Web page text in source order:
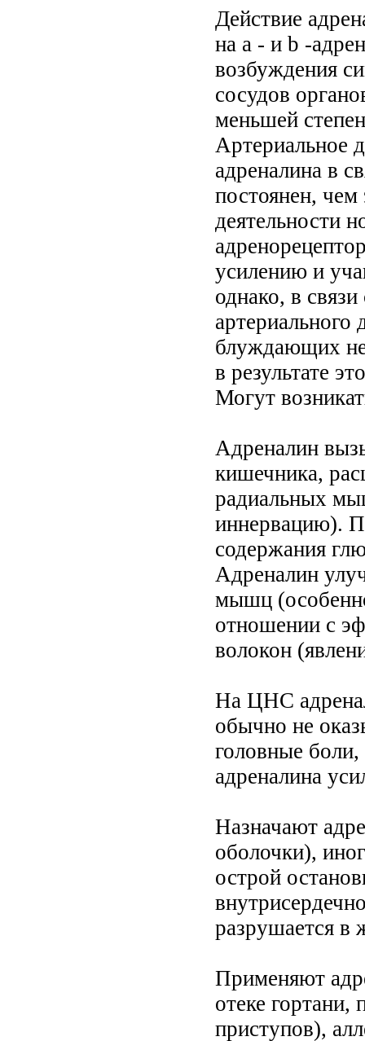
Действие
на a - и b -
возбуждения
сосудов
меньшей
Артериальное
адреналина в
постоянен,
деятельности
усилению и
однако, в
артериального
блуждающих
в результате
Могут
Адреналин
кишечника,
радиальных
иннервацию).
содержания
Адреналин
мышц
отношении с
волокон
На ЦНС
обычно не
головные
адреналина
Назначают
оболочки),
острой
разрушается в
Применяют
отеке
приступов),